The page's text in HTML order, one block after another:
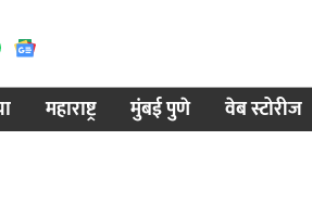
महाराष्ट्र मुंबई पुणे वेब स्टोरीज